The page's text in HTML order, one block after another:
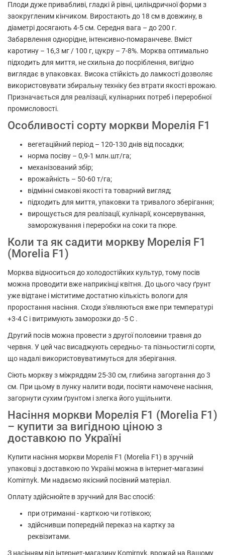
Плоди дуже привабливі, гладкі й рівні, циліндричної форми з
заокругленим кінчиком. Виростають до 18 см в довжину, в
діаметрі досягають 4-5 см. Середня вага – до 200 г.
Забарвлення однорідне, інтенсивно-помаранчеве. Вміст
каротину – 16,3 мг / 100 г, цукру – 7-8%. Морква оптимально
підходить для миття, не схильна до посріблення, вигідно
виглядає в упаковках. Висока стійкість до ламкості дозволяє
використовувати збиральну техніку без втрати якості врожаю.
Призначається для реалізації, кулінарних потреб і переробної
промисловості.
Особливості сорту моркви Морелія F1
вегетаційний період – 120-130 днів від посадки;
норма посіву – 0,9-1 млн.шт/га;
механізований збір;
врожайність – 50-60 т/га;
відмінні смакові якості та товарний вигляд;
підходить для миття, упаковки та тривалого зберігання;
вирощується для реалізації, кулінарії, консервування,
заморожування і переробки на соки та пюре.
Коли та як садити моркву Морелія F1
(Morelia F1)
Морква відноситься до холодостійких культур, тому посів
можна проводити вже наприкінці квітня. До цього часу ґрунт
уже відтане і міститиме достатню кількість вологи для
проростання насіння. Сходи з'являються вже при температурі
+3-4 С і витримують заморозки до -5 С .
Другий посів можна провести з другої половини травня до
червня. У цей час висаджують середньо- та пізньостиглі сорти,
що надалі використовуватимуться для зберігання.
Сіють моркву з міжряддям 25-30 см, глибина загортання до 3
см. При цьому в лунку налити води, посіяти намочене насіння,
загорнути сухим ґрунтом і злегка його ущільнити.
Насіння моркви Морелія F1 (Morelia F1)
– купити за вигідною ціною з
доставкою по Україні
Купити насіння моркви Морелія F1 (Morelia F1) в зручній
упаковці з доставкою по Україні можна в інтернет-магазині
Komirnyk. Ми надаємо якісний посівний матеріал.
Оплату здійснюйте в зручний для Вас спосіб:
при отриманні - карткою чи готівкою;
здійснивши попередній переказ на картку за
реквізитами.
З насінням від інтернет-магазину Komirnyk, врожай на Вашому